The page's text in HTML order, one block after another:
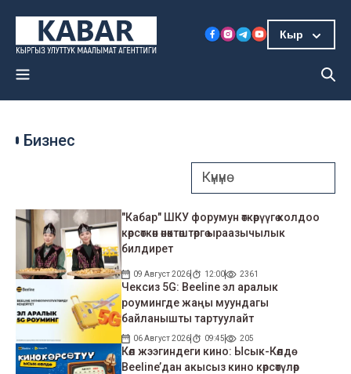
Кыр
Бизнес
"Кабар" ШКУ форумун өткөрүүгө колдоо
көрсөткөн өнөктөштөргө ыраазычылык
билдирет
09 Август 2026 12:00 2361
Чексиз 5G: Beeline эл аралык
роумингде жаңы муундагы
байланышты тартуулайт
06 Август 2026 09:45 205
Көл жээгиндеги кино: Ысык-Көлдө
Beeline’дан акысыз кино көрсөтүлөр